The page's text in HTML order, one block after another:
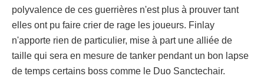
polyvalence de ces guerrières n'est plus à prouver tant
elles ont pu faire crier de rage les joueurs. Finlay
n'apporte rien de particulier, mise à part une alliée de
taille qui sera en mesure de tanker pendant un bon lapse
de temps certains boss comme le Duo Sanctechair.